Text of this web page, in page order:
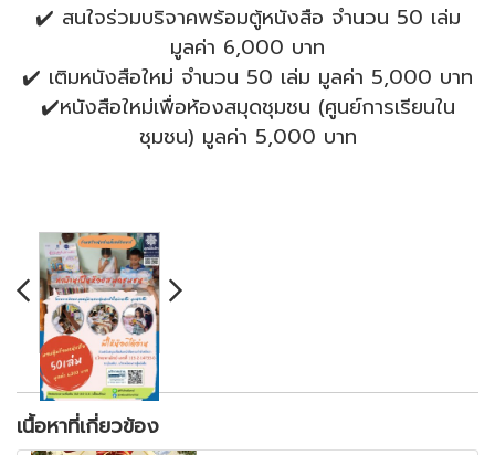
✔️ สนใจร่วมบริจาคพร้อมตู้หนังสือ จำนวน 50 เล่ม
มูลค่า 6,000 บาท
✔️ เติมหนังสือใหม่ จำนวน 50 เล่ม มูลค่า 5,000 บาท
✔️หนังสือใหม่เพื่อห้องสมุดชุมชน (ศูนย์การเรียนใน
ชุมชน) มูลค่า 5,000 บาท
เนื้อหาที่เกี่ยวข้อง